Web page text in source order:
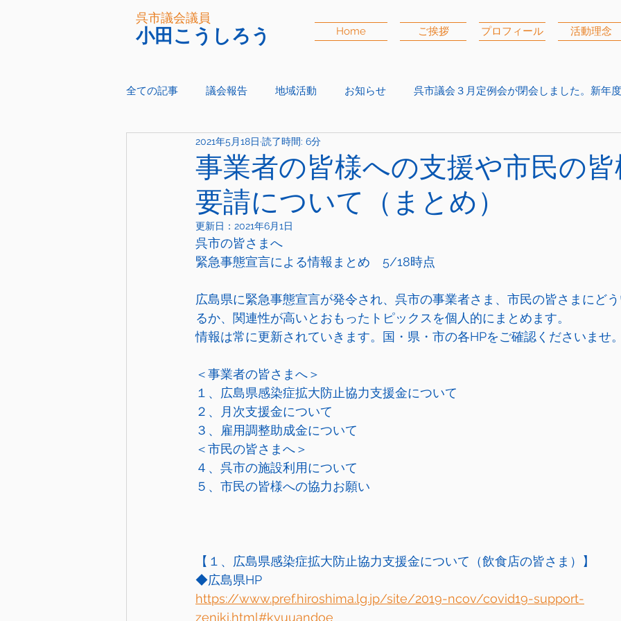
呉市議会議員
小田こうしろう Home ご挨拶 プロフィール 活動理念
全ての記事 議会報告 地域活動 お知らせ 呉市議会３月定例会が閉会しました。新年
事業者の皆様への支援や市民の
要請について（まとめ）
2021年5月18日 読了時間: 6分
更新日： 2021年6月1日
呉市の皆さまへ
緊急事態宣言による情報まとめ　5/18時点
広島県に緊急事態宣言が発令され、呉市の事業者さま、市民の皆さまにど
るか、関連性が高いとおもったトピックスを個人的にまとめます。
情報は常に更新されていきます。国・県・市の各HPをご確認くださいませ
＜事業者の皆さまへ＞
１、広島県感染症拡大防止協力支援金について
２、月次支援金について
３、雇用調整助成金について
＜市民の皆さまへ＞
４、呉市の施設利用について
５、市民の皆様への協力お願い
【１、広島県感染症拡大防止協力支援金について（飲食店の皆さま）】
◆広島県HP
https://www.pref.hiroshima.lg.jp/site/2019-ncov/covid19-support-
zeniki.html#kyuuandoe